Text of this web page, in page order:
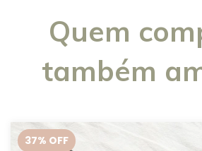
Quem
também
37% OFF